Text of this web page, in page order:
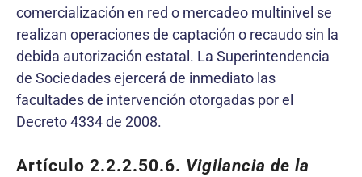
comercialización en red o mercadeo multinivel se
realizan operaciones de captación o recaudo sin la
debida autorización estatal. La Superintendencia
de Sociedades ejercerá de inmediato las
facultades de intervención otorgadas por el
Decreto 4334 de 2008.
Artículo 2.2.2.50.6. Vigilancia de la